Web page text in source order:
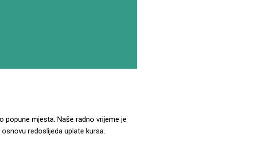
popune mjesta. Naše radno vrijeme je
redoslijeda uplate kursa.